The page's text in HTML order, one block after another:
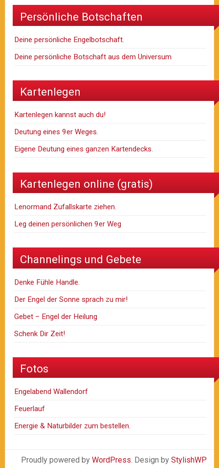
Persönliche Botschaften
Deine persönliche Engelbotschaft.
Deine persönliche Botschaft aus dem Universum
Kartenlegen
Kartenlegen kannst auch du!
Deutung eines 9er Weges.
Eigene Deutung eines ganzen Kartendecks.
Kartenlegen online (gratis)
Lenormand Zufallskarte ziehen.
Leg deinen persönlichen 9er Weg
Channelings und Gebete
Denke Fühle Handle.
Der Engel der Sonne sprach zu mir!
Gebet – Engel der Heilung
Schenk Dir Zeit!
Fotos
Engelabend Wallendorf
Feuerlauf
Energie & Naturbilder zum bestellen.
Proudly powered by WordPress. Design by StylishWP